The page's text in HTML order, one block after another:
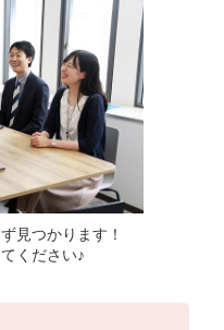
見つかります！
ください♪